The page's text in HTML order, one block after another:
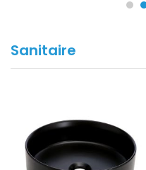
Sanitaire